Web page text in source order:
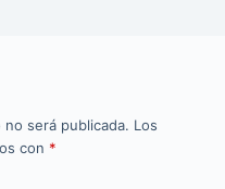
será publicada. Los
con *